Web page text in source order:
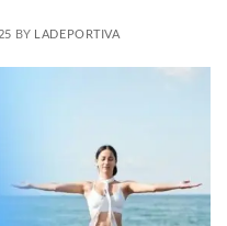
BY LADEPORTIVA